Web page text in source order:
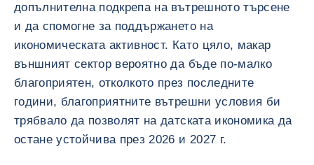
допълнителна подкрепа на вътрешното търсене
и да спомогне за поддържането на
икономическата активност. Като цяло, макар
външният сектор вероятно да бъде по-малко
благоприятен, отколкото през последните
години, благоприятните вътрешни условия би
трябвало да позволят на датската икономика да
остане устойчива през 2026 и 2027 г.